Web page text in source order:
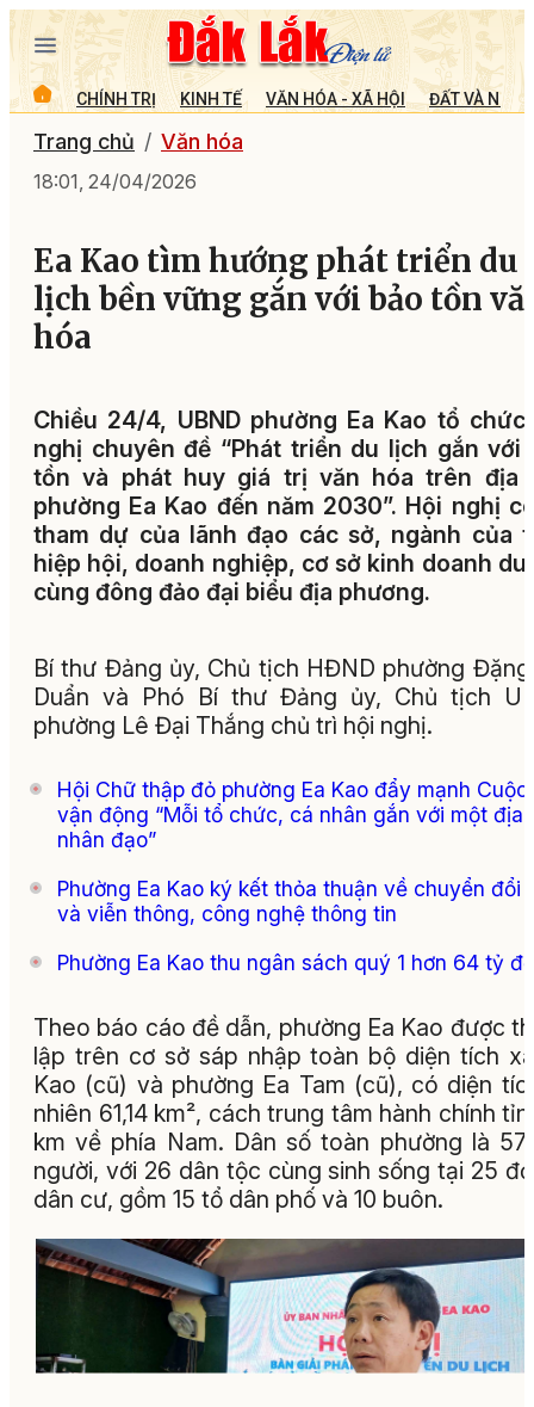
CHÍNH TRỊ KINH TẾ VĂN HÓA - XÃ HỘI ĐẤT VÀ
Trang chủ Văn hóa
18:01, 24/04/2026
Ea Kao tìm hướng phát triển du
lịch bền vững gắn với bảo tồn
hóa
Chiều 24/4, UBND phường Ea Kao tổ chức
nghị chuyên đề “Phát triển du lịch gắn với
tồn và phát huy giá trị văn hóa trên địa
phường Ea Kao đến năm 2030”. Hội nghị
tham dự của lãnh đạo các sở, ngành của
hiệp hội, doanh nghiệp, cơ sở kinh doanh du
cùng đông đảo đại biểu địa phương.
Bí thư Đảng ủy, Chủ tịch HĐND phường Đặng
Duẩn và Phó Bí thư Đảng ủy, Chủ tịch
phường Lê Đại Thắng chủ trì hội nghị.
Hội Chữ thập đỏ phường Ea Kao đẩy mạnh Cuộc
vận động “Mỗi tổ chức, cá nhân gắn với một địa
nhân đạo”
Phường Ea Kao ký kết thỏa thuận về chuyển đổi
và viễn thông, công nghệ thông tin
Phường Ea Kao thu ngân sách quý 1 hơn 64 tỷ
Theo báo cáo đề dẫn, phường Ea Kao được
lập trên cơ sở sáp nhập toàn bộ diện tích
Kao (cũ) và phường Ea Tam (cũ), có diện
nhiên 61,14 km², cách trung tâm hành chính
km về phía Nam. Dân số toàn phường là
người, với 26 dân tộc cùng sinh sống tại 25
dân cư, gồm 15 tổ dân phố và 10 buôn.